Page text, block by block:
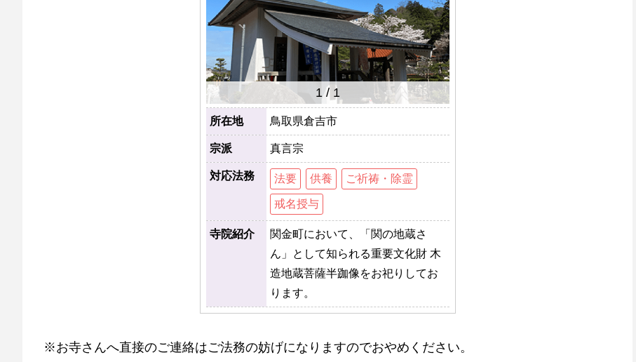
1/ 1
所在地 鳥取県倉吉市
宗派 真言宗
対応法務 法要 供養 ご祈祷・除霊
戒名授与
寺院紹介
関金町において、「関の地蔵さ
ん」として知られる重要文化財 木
造地蔵菩薩半跏像をお祀りしてお
ります。
※お寺さんへ直接のご連絡はご法務の妨げになりますのでおやめください。